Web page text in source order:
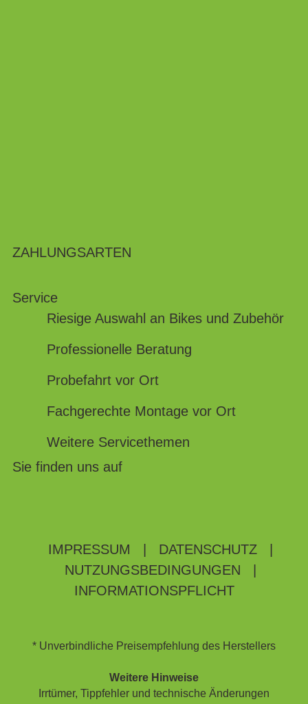
ZAHLUNGSARTEN
Service
Riesige Auswahl an Bikes und Zubehör
Professionelle Beratung
Probefahrt vor Ort
Fachgerechte Montage vor Ort
Weitere Servicethemen
Sie finden uns auf
IMPRESSUM DATENSCHUTZ
NUTZUNGSBEDINGUNGEN
INFORMATIONSPFLICHT
* Unverbindliche Preisempfehlung des Herstellers
Weitere Hinweise
Irrtümer, Tippfehler und technische Änderungen